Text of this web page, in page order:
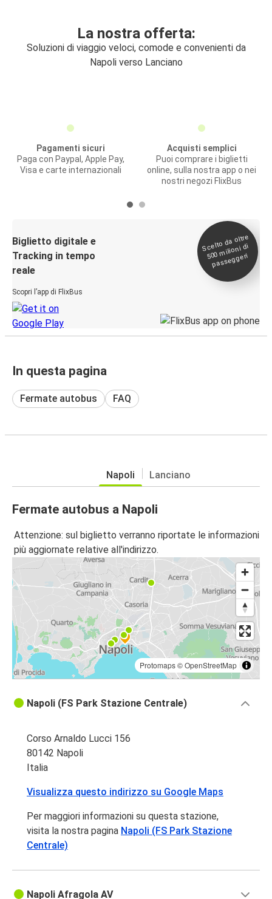
La nostra offerta:
Soluzioni di viaggio veloci, comode e convenienti da
Napoli verso Lanciano
Pagamenti sicuri
Paga con Paypal, Apple Pay,
Visa e carte internazionali
Acquisti semplici
Puoi comprare i biglietti
online, sulla nostra app o nei
nostri negozi FlixBus
Biglietto digitale e
Tracking in tempo
reale
Scopri l’app di FlixBus
Scelto da oltre
500
milioni di
passeggeri
In questa pagina
Fermate autobus FAQ
Napoli Lanciano
Fermate autobus a Napoli
Attenzione: sul biglietto verranno riportate le informazioni
più aggiornate relative all'indirizzo.
Protomaps©OpenStreetMap
Napoli (FS Park Stazione Centrale)
Corso Arnaldo Lucci 156
80142 Napoli
Italia
Visualizza questo indirizzo su Google Maps
Per maggiori informazioni su questa stazione,
visita la nostra pagina Napoli (FS Park Stazione
Centrale)
Napoli Afragola AV